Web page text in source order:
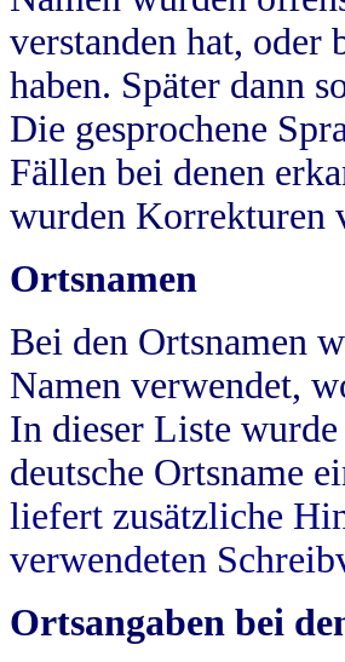
verstanden hat, oder
haben. Später dann
Die gesprochene
Fällen bei denen
wurden Korrekturen
Ortsnamen
Bei den Ortsnamen
Namen verwendet,
In dieser Liste
deutsche Ortsname
liefert zusätzliche
verwendeten
Ortsangaben bei